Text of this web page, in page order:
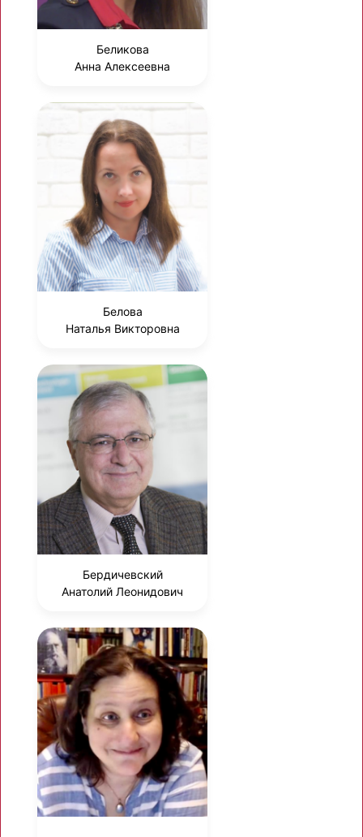
Беликова
Анна Алексеевна
Белова
Наталья Викторовна
Бердичевский
Анатолий Леонидович